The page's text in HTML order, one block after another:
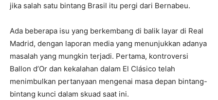
jika salah satu bintang Brasil itu pergi dari Bernabeu.
Ada beberapa isu yang berkembang di balik layar di Real
Madrid, dengan laporan media yang menunjukkan adanya
masalah yang mungkin terjadi. Pertama, kontroversi
Ballon d’Or dan kekalahan dalam El Clásico telah
menimbulkan pertanyaan mengenai masa depan bintang-
bintang kunci dalam skuad saat ini.